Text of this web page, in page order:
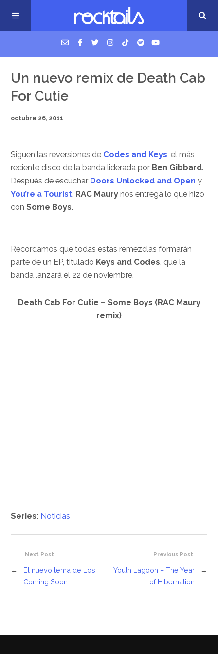
USM Podcast
Cigarrillos en la cama
Un nuevo remix de Death Cab
For Cutie
octubre 26, 2011
Siguen las reversiones de Codes and Keys, el más
reciente disco de la banda liderada por Ben Gibbard.
Después de escuchar Doors Unlocked and Open y
You’re a Tourist, RAC Maury nos entrega lo que hizo
conSome Boys.
Recordamos que todas estas remezclas formarán
parte de un EP, titulado Keys and Codes, que la
banda lanzará el 22 de noviembre.
Death Cab For Cutie – Some Boys (RAC Maury
remix)
Series: Noticias
Previous Post
Youth Lagoon – The Year
of Hibernation
→
Next Post
←
El nuevo tema de Los
Coming Soon